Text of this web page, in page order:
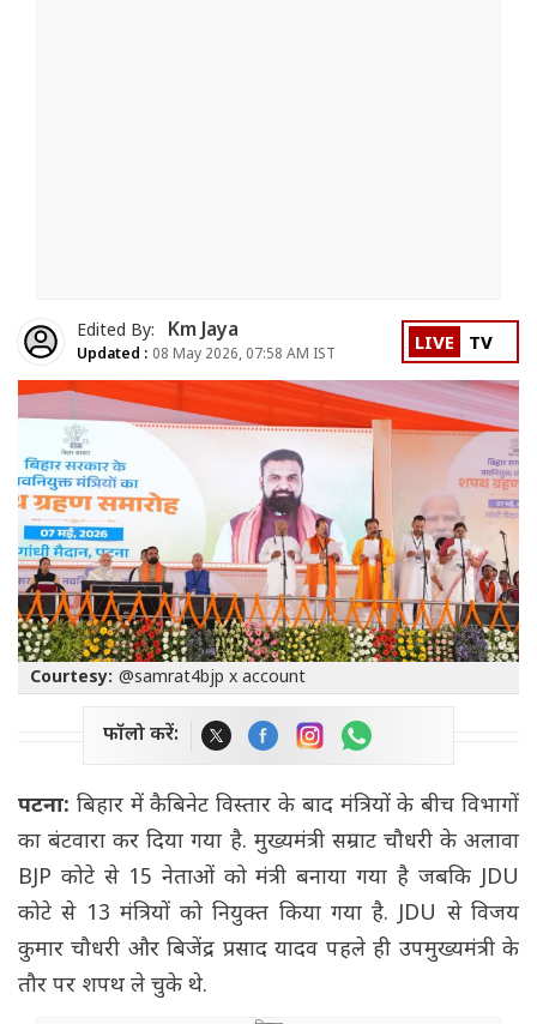
Edited By: Km Jaya
Updated : 08 May 2026, 07:58 AM IST LIVE TV
Courtesy: @samrat4bjp x account
फॉलो करें:
पटना: बिहार में कैबिनेट विस्तार के बाद मंत्रियों के बीच विभागों
का बंटवारा कर दिया गया है. मुख्यमंत्री सम्राट चौधरी के अलावा
BJP कोटे से 15 नेताओं को मंत्री बनाया गया है जबकि JDU
कोटे से 13 मंत्रियों को नियुक्त किया गया है. JDU से विजय
कुमार चौधरी और बिजेंद्र प्रसाद यादव पहले ही उपमुख्यमंत्री के
तौर पर शपथ ले चुके थे.